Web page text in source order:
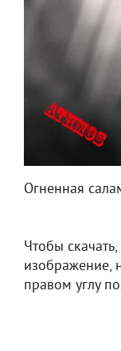
Огненная
Чтобы
изображение,
правом углу